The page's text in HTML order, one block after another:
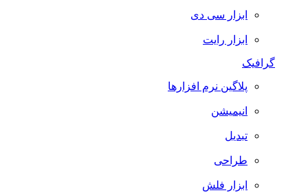
ابزار سی دی
ابزار رایت
گرافیک
پلاگین نرم افزارها
انیمیشن
تبدیل
طراحی
ابزار فلش